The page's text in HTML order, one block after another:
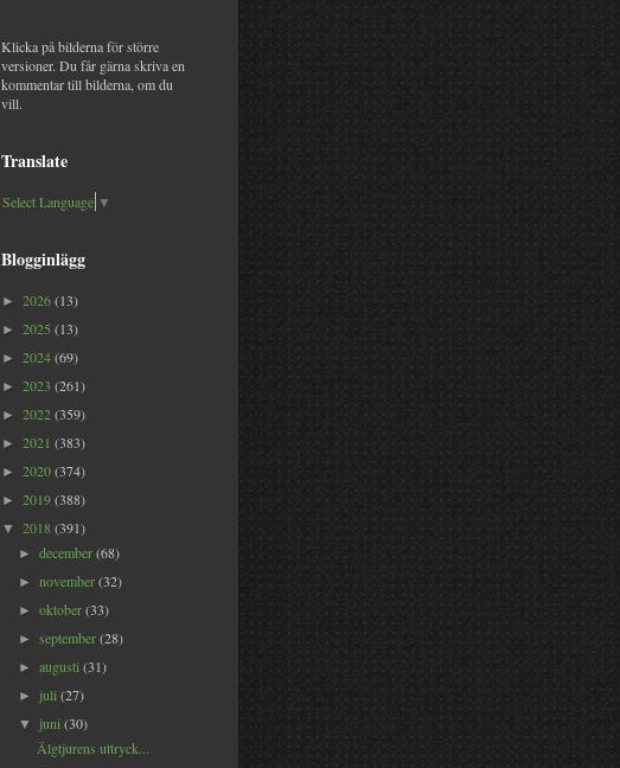
Klicka på bilderna för större
versioner. Du får gärna skriva en
kommentar till bilderna, om du
vill.
Translate
Select Language ▼
Blogginlägg
► 2026(13)
► 2025 (13)
► 2024(69)
► 2023 (261)
► 2022(359)
► 2021 (383)
► 2020(374)
► 2019(388)
▼ 2018 (391)
►december(68)
►november(32)
►oktober(33)
►september(28)
►augusti(31)
► juli(27)
▼ juni(30)
Älgtjurens uttryck...